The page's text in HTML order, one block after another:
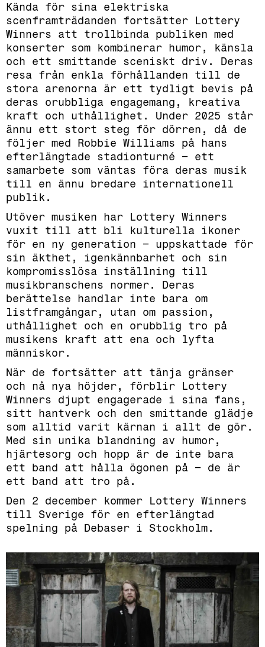
Kända för sina elektriska
scenframträdanden fortsätter Lottery
Winners att trollbinda publiken med
konserter som kombinerar humor, känsla
och ett smittande sceniskt driv. Deras
resa från enkla förhållanden till de
stora arenorna är ett tydligt bevis på
deras orubbliga engagemang, kreativa
kraft och uthållighet. Under 2025 står
ännu ett stort steg för dörren, då de
följer med Robbie Williams på hans
efterlängtade stadionturné – ett
samarbete som väntas föra deras musik
till en ännu bredare internationell
publik.
Utöver musiken har Lottery Winners
vuxit till att bli kulturella ikoner
för en ny generation – uppskattade för
sin äkthet, igenkännbarhet och sin
kompromisslösa inställning till
musikbranschens normer. Deras
berättelse handlar inte bara om
listframgångar, utan om passion,
uthållighet och en orubblig tro på
musikens kraft att ena och lyfta
människor.
När de fortsätter att tänja gränser
och nå nya höjder, förblir Lottery
Winners djupt engagerade i sina fans,
sitt hantverk och den smittande glädje
som alltid varit kärnan i allt de gör.
Med sin unika blandning av humor,
hjärtesorg och hopp är de inte bara
ett band att hålla ögonen på – de är
ett band att tro på.
Den 2 december kommer Lottery Winners
till Sverige för en efterlängtad
spelning på Debaser i Stockholm.